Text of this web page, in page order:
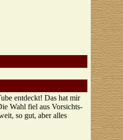
entdeckt! Das hat mir
Wahl fiel aus Vorsichts-
so gut, aber alles